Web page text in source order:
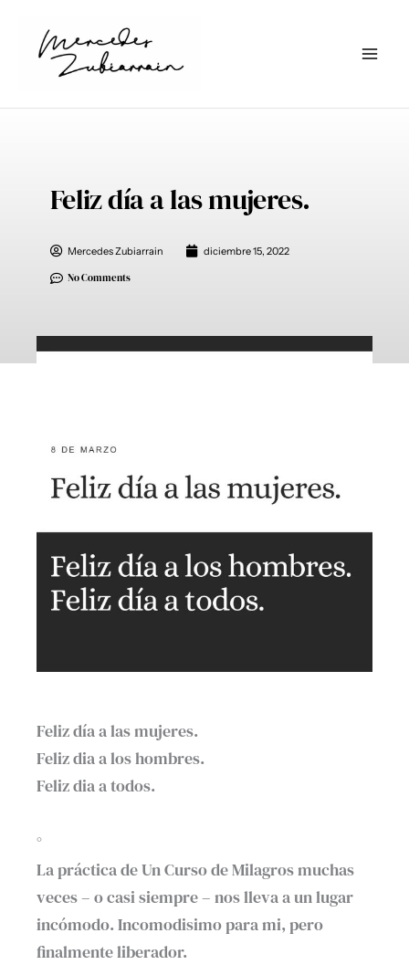
contenido
Feliz día a las mujeres.
Mercedes Zubiarrain diciembre 15, 2022
No Comments
Feliz día a las mujeres.
Feliz dia a los hombres.
Feliz dia a todos.
°
La práctica de Un Curso de Milagros muchas
veces – o casi siempre – nos lleva a un lugar
incómodo. Incomodisimo para mi, pero
finalmente liberador.